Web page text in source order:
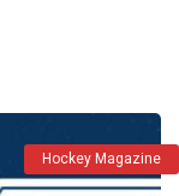
Hockey Magazine